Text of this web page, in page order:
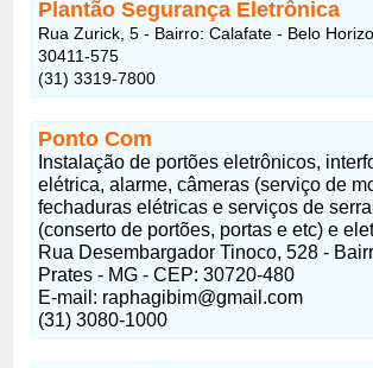
Plantão Segurança Eletrônica
Rua Zurick, 5 - Bairro: Calafate - Belo
30411-575
(31) 3319-7800
Ponto Com
Instalação de portões eletrônicos,
elétrica, alarme, câmeras (serviço de
fechaduras elétricas e serviços de
(conserto de portões, portas e etc) e
Rua Desembargador Tinoco, 528 -
Prates - MG - CEP: 30720-480
E-mail: raphagibim@gmail.com
(31) 3080-1000